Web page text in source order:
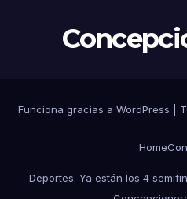
Funciona gracias a WordPress
Home
Deportes: Ya están los 4